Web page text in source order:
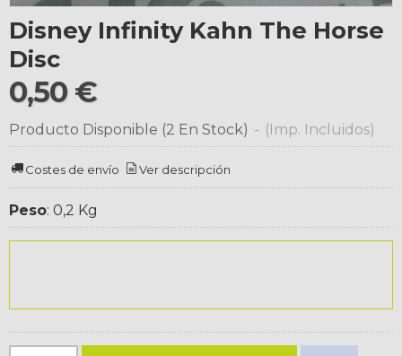
Disney Infinity Kahn The Horse
Disc
0,50 €
Producto Disponible (2 En Stock) - (Imp. Incluidos)
Costes de envío Ver descripción
Peso: 0,2 Kg